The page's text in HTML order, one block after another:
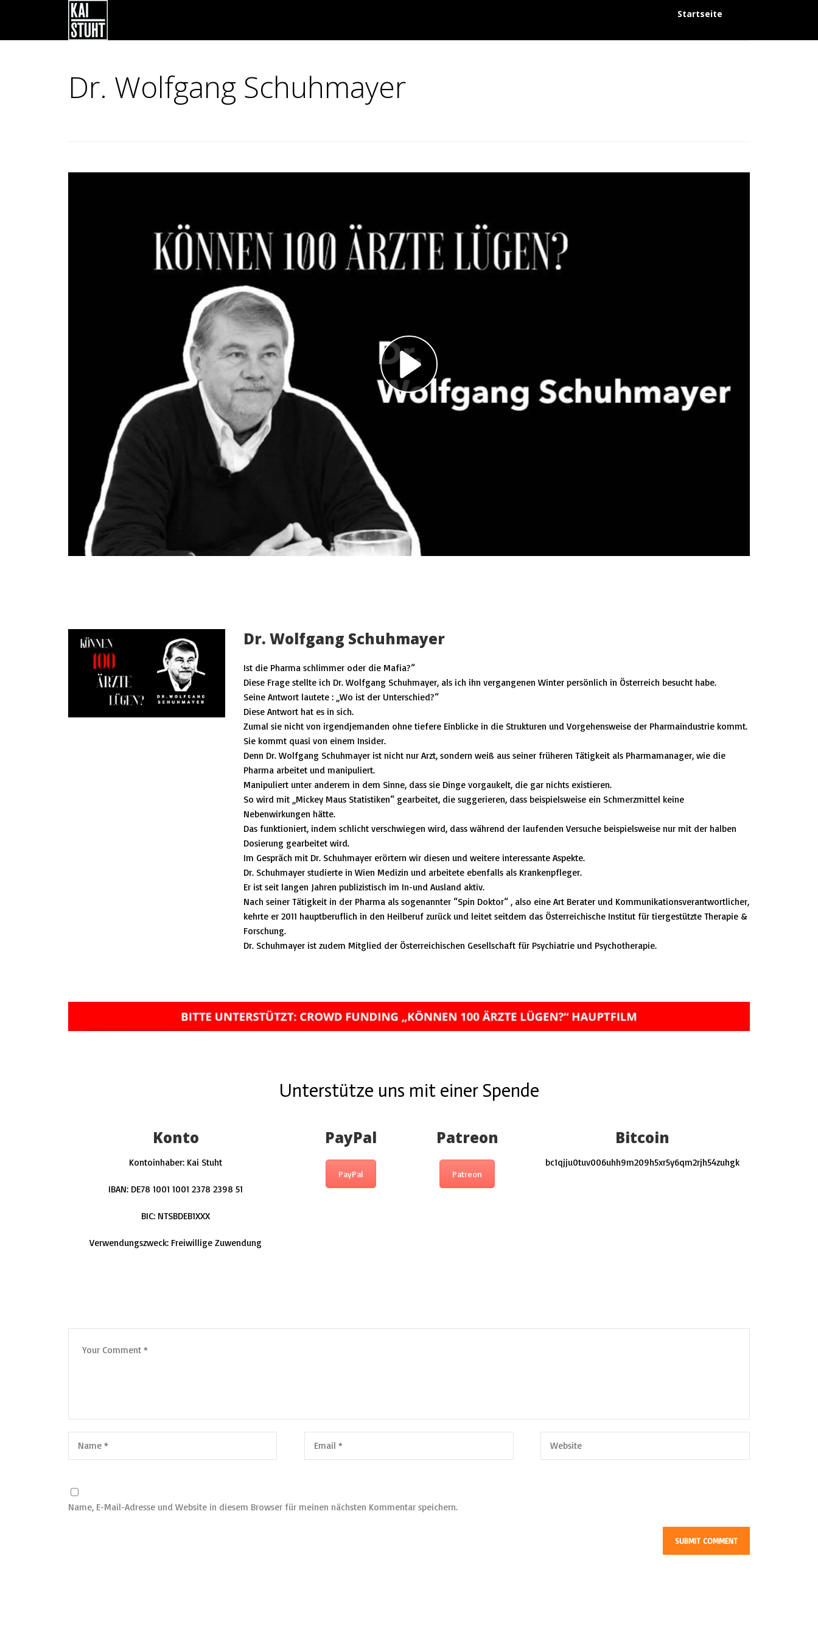
Startseite
Dr. Wolfgang Schuhmayer
Dr. Wolfgang Schuhmayer
Ist die Pharma schlimmer oder die Mafia?“
Diese Frage stellte ich Dr. Wolfgang Schuhmayer, als ich ihn vergangenen Winter persönlich in Österreich besucht habe.
Seine Antwort lautete : „Wo ist der Unterschied?“
Diese Antwort hat es in sich.
Zumal sie nicht von irgendjemanden ohne tiefere Einblicke in die Strukturen und Vorgehensweise der Pharmaindustrie kommt.
Sie kommt quasi von einem Insider.
Denn Dr. Wolfgang Schuhmayer ist nicht nur Arzt, sondern weiß aus seiner früheren Tätigkeit als Pharmamanager, wie die
Pharma arbeitet und manipuliert.
Manipuliert unter anderem in dem Sinne, dass sie Dinge vorgaukelt, die gar nichts existieren.
So wird mit „Mickey Maus Statistiken“ gearbeitet, die suggerieren, dass beispielsweise ein Schmerzmittel keine
Nebenwirkungen hätte.
Das funktioniert, indem schlicht verschwiegen wird, dass während der laufenden Versuche beispielsweise nur mit der halben
Dosierung gearbeitet wird.
Im Gespräch mit Dr. Schuhmayer erörtern wir diesen und weitere interessante Aspekte.
Dr. Schuhmayer studierte in Wien Medizin und arbeitete ebenfalls als Krankenpfleger.
Er ist seit langen Jahren publizistisch im In-und Ausland aktiv.
Nach seiner Tätigkeit in der Pharma als sogenannter “Spin Doktor“ , also eine Art Berater und Kommunikationsverantwortlicher,
kehrte er 2011 hauptberuflich in den Heilberuf zurück und leitet seitdem das Österreichische Institut für tiergestützte Therapie &
Forschung.
Dr. Schuhmayer ist zudem Mitglied der Österreichischen Gesellschaft für Psychiatrie und Psychotherapie.
Unterstütze uns mit einer Spende
Konto
Kontoinhaber: Kai Stuht
IBAN: DE78 1001 1001 2378 2398 51
BIC: NTSBDEB1XXX
Verwendungszweck: Freiwillige Zuwendung
PayPal
PayPal
Patreon
Patreon
Bitcoin
bc1qjju0tuv006uhh9m209h5xr5y6qm2rjh54zuhgk
Name, E-Mail-Adresse und Website in diesem Browser für meinen nächsten Kommentar speichern.